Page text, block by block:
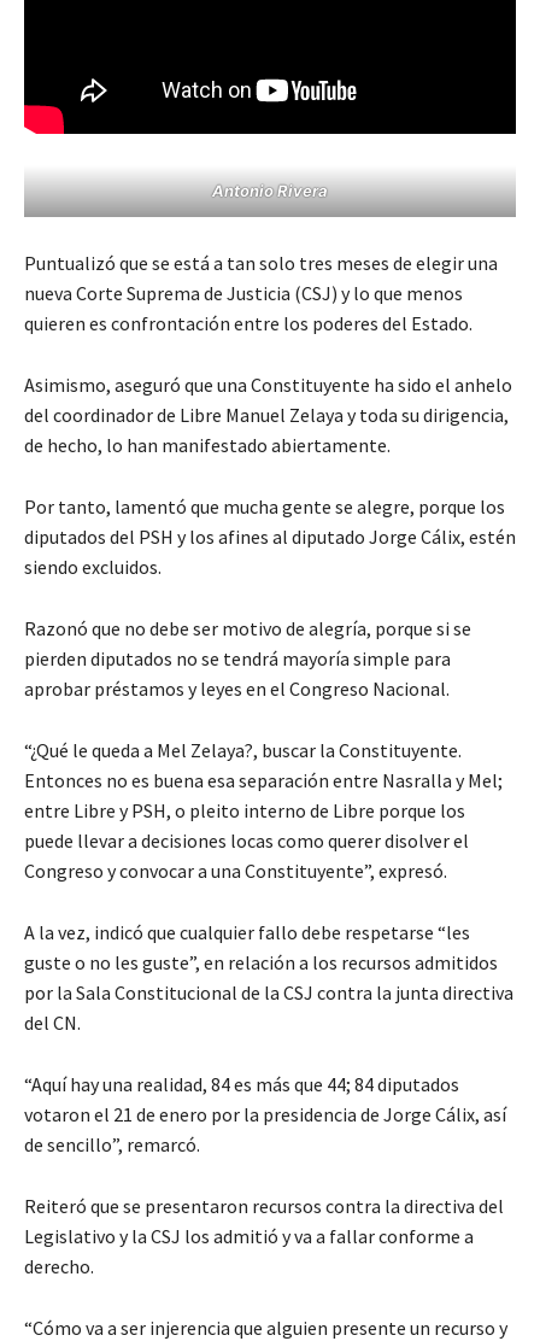
Antonio Rivera
Puntualizó que se está a tan solo tres meses de elegir una
nueva Corte Suprema de Justicia (CSJ) y lo que menos
quieren es confrontación entre los poderes del Estado.
Asimismo, aseguró que una Constituyente ha sido el anhelo
del coordinador de Libre Manuel Zelaya y toda su dirigencia,
de hecho, lo han manifestado abiertamente.
Por tanto, lamentó que mucha gente se alegre, porque los
diputados del PSH y los afines al diputado Jorge Cálix, estén
siendo excluidos.
Razonó que no debe ser motivo de alegría, porque si se
pierden diputados no se tendrá mayoría simple para
aprobar préstamos y leyes en el Congreso Nacional.
“¿Qué le queda a Mel Zelaya?, buscar la Constituyente.
Entonces no es buena esa separación entre Nasralla y Mel;
entre Libre y PSH, o pleito interno de Libre porque los
puede llevar a decisiones locas como querer disolver el
Congreso y convocar a una Constituyente”, expresó.
A la vez, indicó que cualquier fallo debe respetarse “les
guste o no les guste”, en relación a los recursos admitidos
por la Sala Constitucional de la CSJ contra la junta directiva
del CN.
“Aquí hay una realidad, 84 es más que 44; 84 diputados
votaron el 21 de enero por la presidencia de Jorge Cálix, así
de sencillo”, remarcó.
Reiteró que se presentaron recursos contra la directiva del
Legislativo y la CSJ los admitió y va a fallar conforme a
derecho.
“Cómo va a ser injerencia que alguien presente un recurso y